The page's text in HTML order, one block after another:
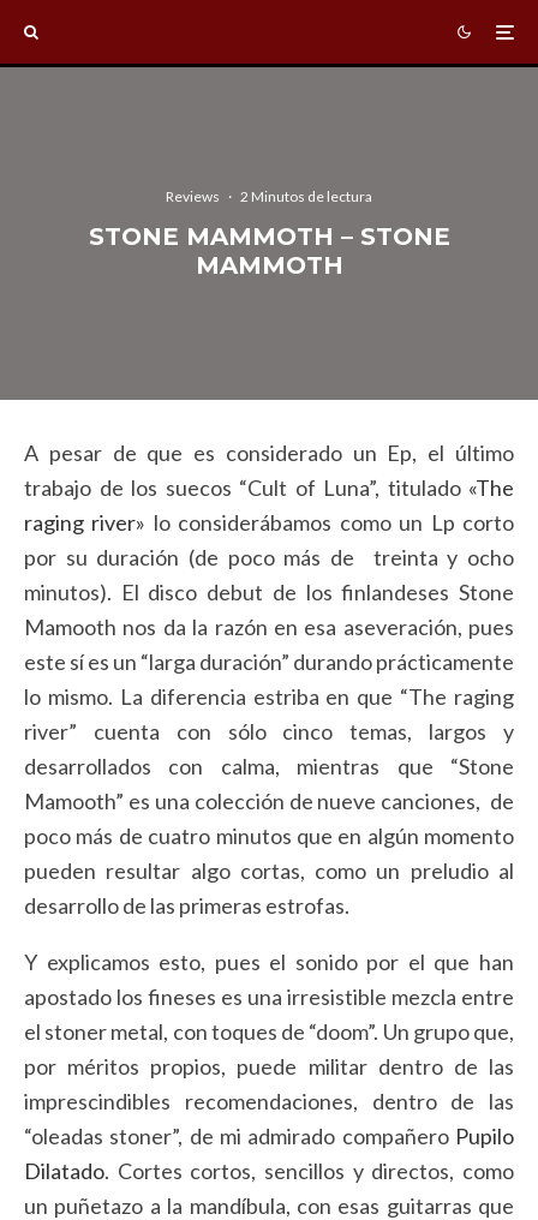
Reviews · 2 Minutos de lectura
STONE MAMMOTH – STONE
MAMMOTH
A pesar de que es considerado un Ep, el último
trabajo de los suecos “Cult of Luna”, titulado «The
raging river» lo considerábamos como un Lp corto
por su duración (de poco más de treinta y ocho
minutos). El disco debut de los finlandeses Stone
Mamooth nos da la razón en esa aseveración, pues
este sí es un “larga duración” durando prácticamente
lo mismo. La diferencia estriba en que “The raging
river” cuenta con sólo cinco temas, largos y
desarrollados con calma, mientras que “Stone
Mamooth” es una colección de nueve canciones, de
poco más de cuatro minutos que en algún momento
pueden resultar algo cortas, como un preludio al
desarrollo de las primeras estrofas.
Y explicamos esto, pues el sonido por el que han
apostado los fineses es una irresistible mezcla entre
el stoner metal, con toques de “doom”. Un grupo que,
por méritos propios, puede militar dentro de las
imprescindibles recomendaciones, dentro de las
“oleadas stoner”, de mi admirado compañero Pupilo
Dilatado. Cortes cortos, sencillos y directos, como
un puñetazo a la mandíbula, con esas guitarras que